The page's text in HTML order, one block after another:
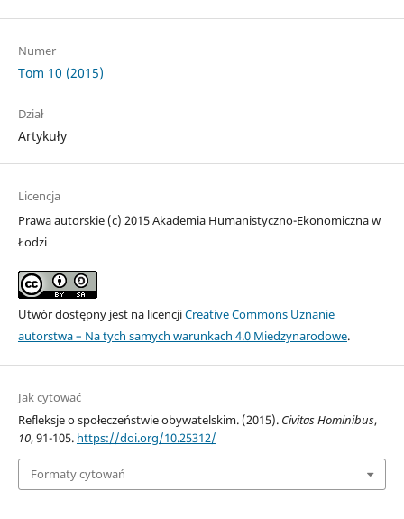
Numer
Tom 10 (2015)
Dział
Artykuły
Licencja
Prawa autorskie (c) 2015 Akademia Humanistyczno-Ekonomiczna w
Łodzi
Utwór dostępny jest na licencjiCreative Commons Uznanie
autorstwa – Na tych samych warunkach 4.0 Miedzynarodowe.
Jak cytować
Refleksje o społeczeństwie obywatelskim. (2015). Civitas Hominibus,
10, 91-105. https://doi.org/10.25312/
Formaty cytowań